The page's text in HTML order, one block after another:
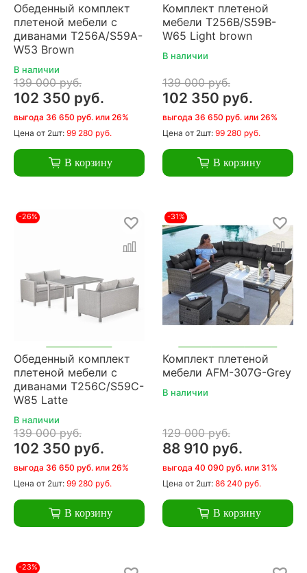
Обеденный комплект
плетеной мебели с
диванами T256A/S59A-
W53 Brown
В наличии
139 000 руб.
102 350 руб.
выгода 36 650 руб. или 26%
Цена от 2шт: 99 280 руб.
В корзину
Комплект плетеной
мебели T256B/S59B-
W65 Light brown
В наличии
139 000 руб.
102 350 руб.
выгода 36 650 руб. или 26%
Цена от 2шт: 99 280 руб.
В корзину
-26%
Обеденный комплект
плетеной мебели с
диванами T256C/S59C-
W85 Latte
В наличии
139 000 руб.
102 350 руб.
выгода 36 650 руб. или 26%
Цена от 2шт: 99 280 руб.
В корзину
-31%
Комплект плетеной
мебели AFM-307G-Grey
В наличии
129 000 руб.
88 910 руб.
выгода 40 090 руб. или 31%
Цена от 2шт: 86 240 руб.
В корзину
-23%